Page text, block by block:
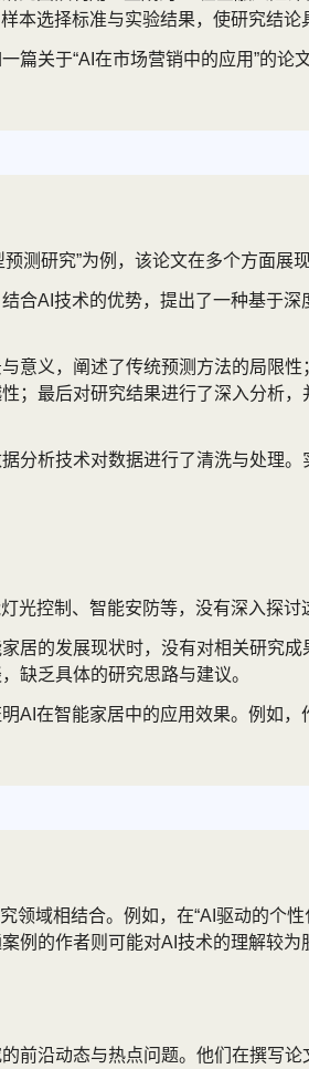
本选择标准与实验结果，使研究结论
关于“AI在市场营销中的应用”的
测研究”为例，该论文在多个方面展
合AI技术的优势，提出了一种基于
义，阐述了传统预测方法的局限
；最后对研究结果进行了深入分析
分析技术对数据进行了清洗与处理
控制、智能安防等，没有深入探讨
居的发展现状时，没有对相关研究
缺乏具体的研究思路与建议。
在智能家居中的应用效果。例如
域相结合。例如，在“AI驱动的个
例的作者则可能对AI技术的理解较
前沿动态与热点问题。他们在撰写